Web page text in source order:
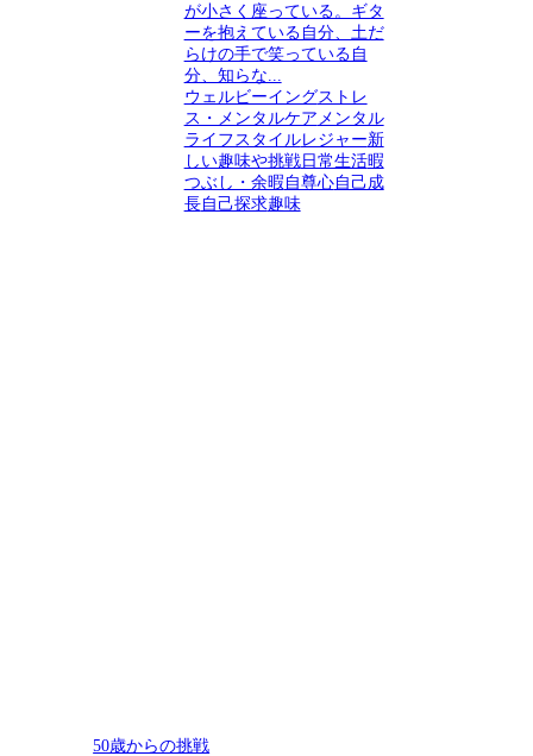
が小さく座っている。ギタ
ーを抱えている自分、土だ
らけの手で笑っている自
分、知らな...
ウェルビーイングストレ
ス・メンタルケア メンタル
ライフスタイルレジャー新
しい趣味や挑戦日常生活暇
つぶし・余暇 自尊心自己成
長自己探求趣味
50歳からの挑戦